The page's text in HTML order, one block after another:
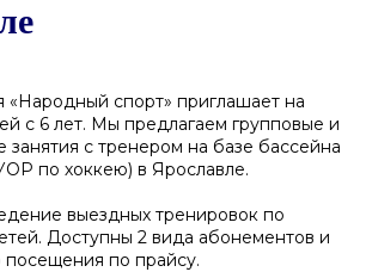
«Народный спорт» приглашает на
с 6 лет. Мы предлагаем групповые и
занятия с тренером на базе бассейна
по хоккею) в Ярославле.
выездных тренировок по
Доступны 2 вида абонементов и
посещения по прайсу.